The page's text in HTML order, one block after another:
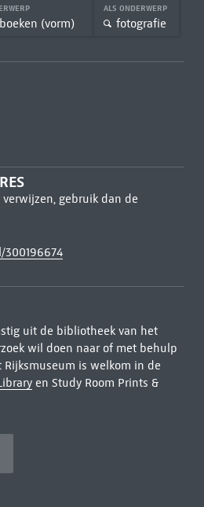
(vorm)
ALS ONDERWERP
fotografie
gebruik dan de
uit de bibliotheek van het
wil doen naar of met behulp
is welkom in de
en Study Room Prints &